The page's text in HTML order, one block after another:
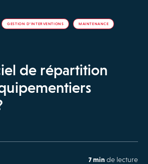
GESTION D’INTERVENTIONS MAINTENANCE
de répartition
7 min de lecture